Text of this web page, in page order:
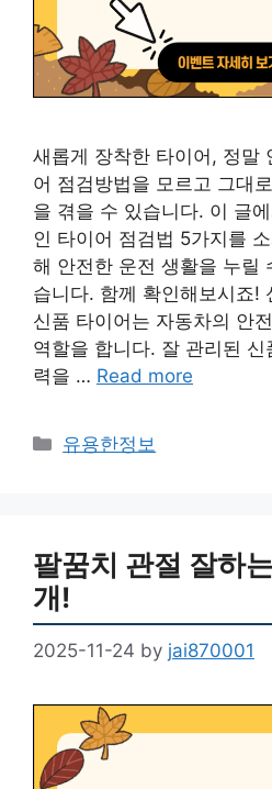
새롭게 장착한 타이어, 정말
어 점검방법을 모르고 그대
을 겪을 수 있습니다. 이 글
인 타이어 점검법 5가지를
해 안전한 운전 생활을 누릴
습니다. 함께 확인해보시죠!
신품 타이어는 자동차의 안
역할을 합니다. 잘 관리된
력을 … Read more
Categories
유용한정보
팔꿈치 관절 잘하
개!
2025-11-24 by jai870001